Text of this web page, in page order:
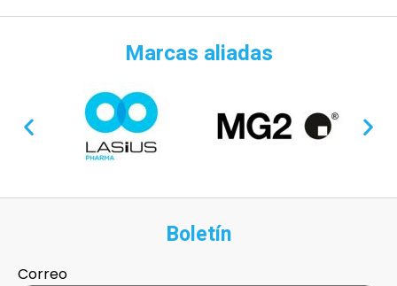
Marcas aliadas
Boletín
Correo